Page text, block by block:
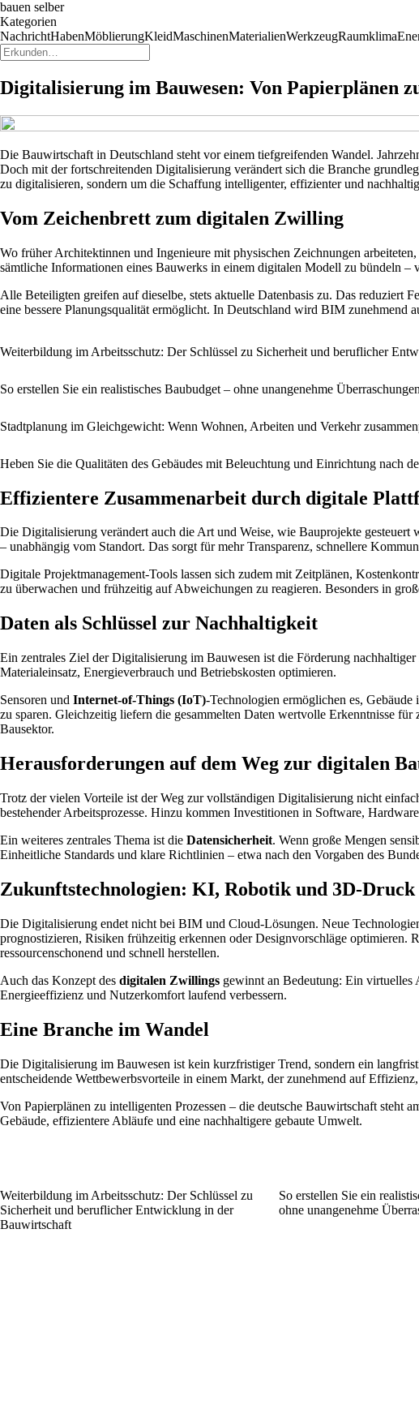
bauen selber
Kategorien
NachrichtHabenMöblierungKleidMaschinenMaterialienWerkzeugRaumklima
Digitalisierung im Bauwesen: Von Papierplänen
Die Bauwirtschaft in Deutschland steht vor einem tiefgreifenden Wandel.
Doch mit der fortschreitenden Digitalisierung verändert sich die Branche
zu digitalisieren, sondern um die Schaffung intelligenter, effizienter und
Vom Zeichenbrett zum digitalen Zwilling
Wo früher Architektinnen und Ingenieure mit physischen Zeichnungen
sämtliche Informationen eines Bauwerks in einem digitalen Modell zu bündeln
Alle Beteiligten greifen auf dieselbe, stets aktuelle Datenbasis zu. Das reduziert
eine bessere Planungsqualität ermöglicht. In Deutschland wird BIM
Weiterbildung im Arbeitsschutz: Der Schlüssel zu Sicherheit und beruflicher
So erstellen Sie ein realistisches Bau­budget – ohne unangenehme Überraschungen
Stadtplanung im Gleichgewicht: Wenn Wohnen, Arbeiten und Verkehr
Heben Sie die Qualitäten des Gebäudes mit Beleuchtung und Einrichtung nach
Effizientere Zusammenarbeit durch digitale
Die Digitalisierung verändert auch die Art und Weise, wie Bauprojekte gesteuert
– unabhängig vom Standort. Das sorgt für mehr Transparenz, schnellere
Digitale Projektmanagement-Tools lassen sich zudem mit Zeitplänen,
zu überwachen und frühzeitig auf Abweichungen zu reagieren. Besonders in
Daten als Schlüssel zur Nachhaltigkeit
Ein zentrales Ziel der Digitalisierung im Bauwesen ist die Förderung
Materialeinsatz, Energieverbrauch und Betriebskosten optimieren.
Sensoren und Internet-of-Things (IoT)-Technologien ermöglichen es,
zu sparen. Gleichzeitig liefern die gesammelten Daten wertvolle Erkenntnisse
Bausektor.
Herausforderungen auf dem Weg zur digitalen
Trotz der vielen Vorteile ist der Weg zur vollständigen Digitalisierung nicht
bestehender Arbeitsprozesse. Hinzu kommen Investitionen in Software,
Ein weiteres zentrales Thema ist die Datensicherheit. Wenn große Mengen
Einheitliche Standards und klare Richtlinien – etwa nach den Vorgaben des
Zukunftstechnologien: KI, Robotik und 3D-Druck
Die Digitalisierung endet nicht bei BIM und Cloud-Lösungen. Neue
prognostizieren, Risiken frühzeitig erkennen oder Designvorschläge
ressourcenschonend und schnell herstellen.
Auch das Konzept des digitalen Zwillings gewinnt an Bedeutung: Ein virtuelles
Energieeffizienz und Nutzerkomfort laufend verbessern.
Eine Branche im Wandel
Die Digitalisierung im Bauwesen ist kein kurzfristiger Trend, sondern ein
entscheidende Wettbewerbsvorteile in einem Markt, der zunehmend auf
Von Papierplänen zu intelligenten Prozessen – die deutsche Bauwirtschaft
Gebäude, effizientere Abläufe und eine nachhaltigere gebaute Umwelt.
Weiterbildung im Arbeitsschutz: Der Schlüssel zu
Sicherheit und beruflicher Entwicklung in der
Bauwirtschaft
So erstellen Sie ein
ohne unangenehme